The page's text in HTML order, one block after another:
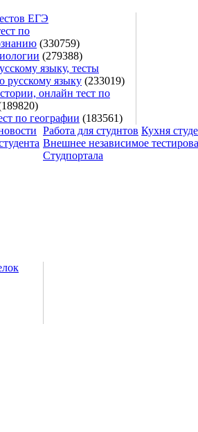
ЕГЭ
по
(330759)
(279388)
языку, тесты
русскому языку (233019)
онлайн тест по
по географии (183561)
Работа для студнтов Кухня
Внешнее независимое
Студпортала